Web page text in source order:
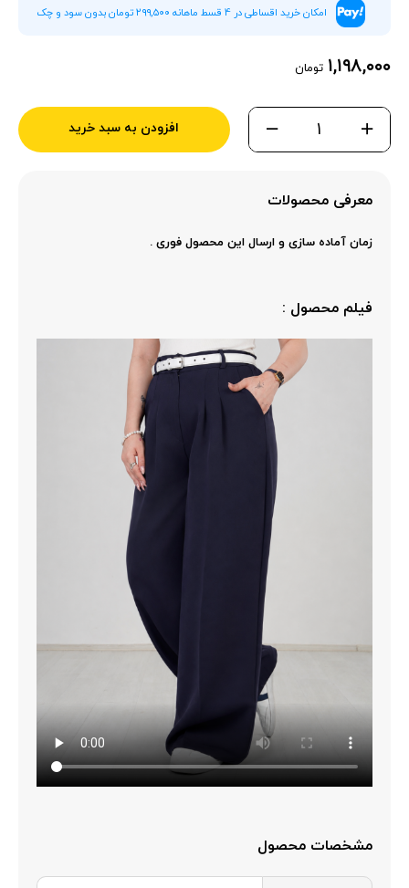
امکان خرید اقساطی در 4 قسط ماهانه ۲۹۹,۵۰۰ تومان بدون سود و چک
۱,۱۹۸,۰۰۰ تومان
افزودن به سبد خرید
معرفی محصولات
زمان آماده سازی و ارسال این محصول فوری .
فیلم محصول :
مشخصات محصول